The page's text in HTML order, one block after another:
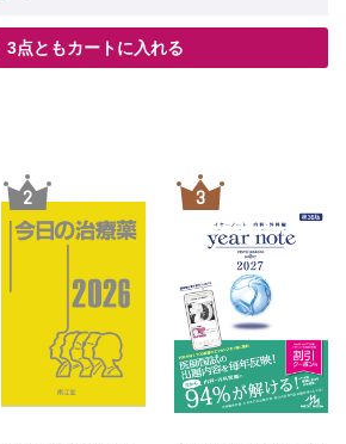
3点ともカートに入れる
2 3